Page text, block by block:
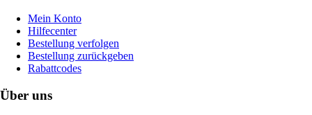
Mein Konto
Hilfecenter
Bestellung verfolgen
Bestellung zurückgeben
Rabattcodes
Über uns